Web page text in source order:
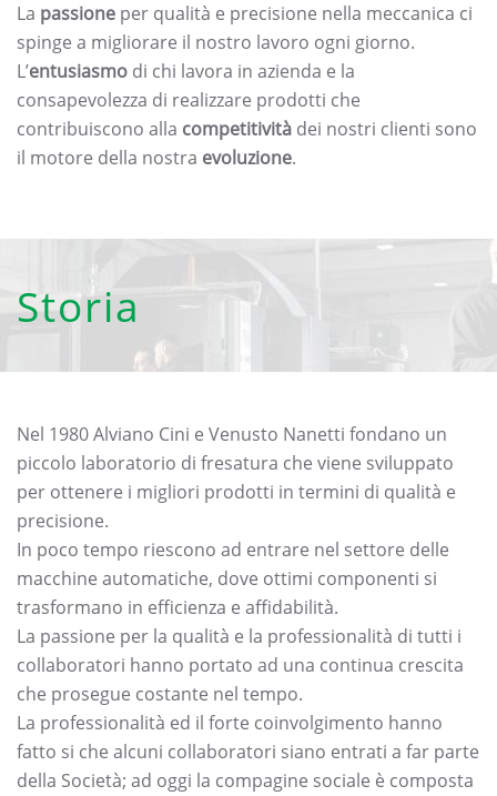
La passione per qualità e precisione nella meccanica ci
spinge a migliorare il nostro lavoro ogni giorno.
L’entusiasmo di chi lavora in azienda e la
consapevolezza di realizzare prodotti che
contribuiscono alla competitività dei nostri clienti sono
il motore della nostra evoluzione.
Storia
Nel 1980 Alviano Cini e Venusto Nanetti fondano un
piccolo laboratorio di fresatura che viene sviluppato
per ottenere i migliori prodotti in termini di qualità e
precisione.
In poco tempo riescono ad entrare nel settore delle
macchine automatiche, dove ottimi componenti si
trasformano in efficienza e affidabilità.
La passione per la qualità e la professionalità di tutti i
collaboratori hanno portato ad una continua crescita
che prosegue costante nel tempo.
La professionalità ed il forte coinvolgimento hanno
fatto si che alcuni collaboratori siano entrati a far parte
della Società; ad oggi la compagine sociale è composta